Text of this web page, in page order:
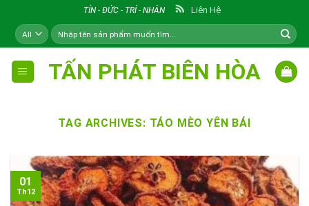
content
TÍN - ĐỨC - TRÍ - NHÂN Liên Hệ
Tìm
kiếm:
TẤN PHÁT BIÊN HÒA
TAG ARCHIVES: TÁO MÈO YÊN BÁI
01
Th12